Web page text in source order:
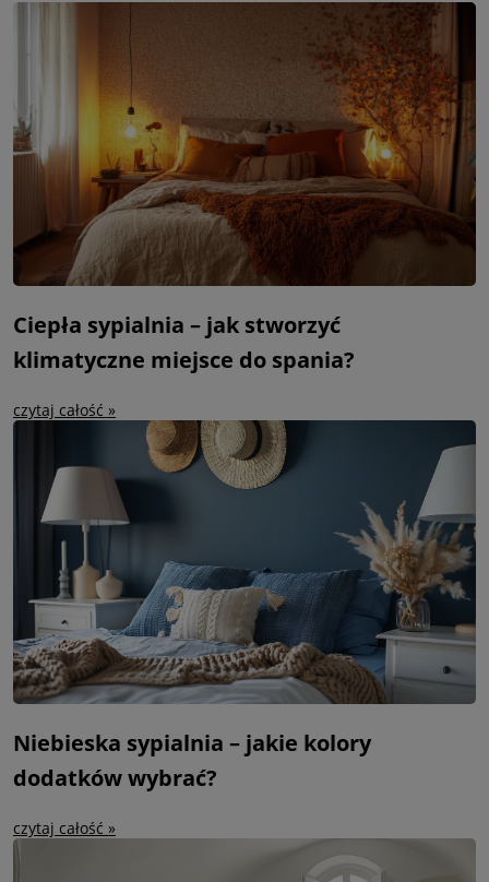
Ciepła sypialnia – jak stworzyć
klimatyczne miejsce do spania?
czytaj całość »
Niebieska sypialnia – jakie kolory
dodatków wybrać?
czytaj całość »